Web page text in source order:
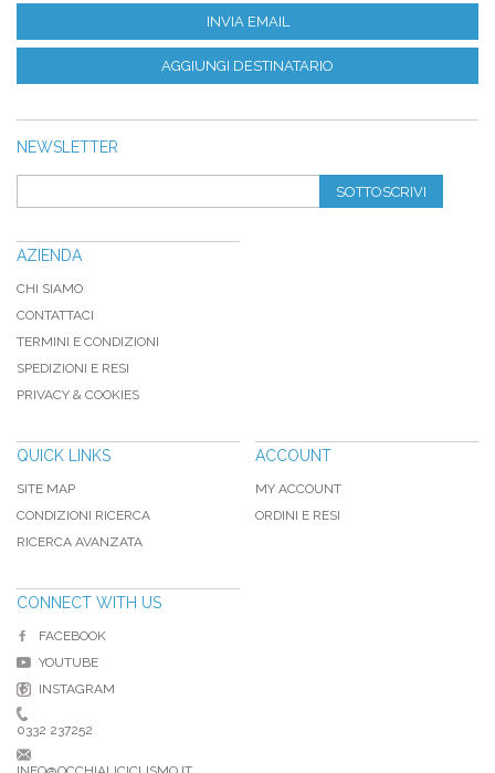
INVIA EMAIL
AGGIUNGI DESTINATARIO
NEWSLETTER
SOTTOSCRIVI
AZIENDA
CHI SIAMO
CONTATTACI
TERMINI E CONDIZIONI
SPEDIZIONI E RESI
PRIVACY & COOKIES
QUICK LINKS
SITE MAP
CONDIZIONI RICERCA
RICERCA AVANZATA
ACCOUNT
MY ACCOUNT
ORDINI E RESI
CONNECT WITH US
FACEBOOK
YOUTUBE
INSTAGRAM
0332 237252